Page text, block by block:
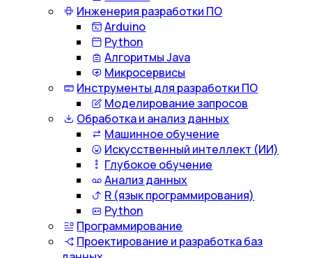
Инженерия разработки ПО
Arduino
Python
Алгоритмы Java
Микросервисы
Инструменты для разработки ПО
Моделирование запросов
Обработка и анализ данных
Машинное обучение
Искусственный интеллект (ИИ)
Глубокое обучение
Анализ данных
R (язык программирования)
Python
Программирование
Проектирование и разработка баз